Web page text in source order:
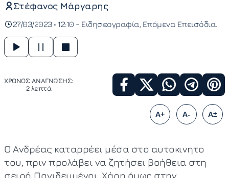
Στέφανος Μάργαρης
27/03/2023 • 12:10 - Ειδησεογραφία Επόμενα Επεισόδια
ΧΡΟΝΟΣ ΑΝΑΓΝΩΣΗΣ:
2 λεπτά
A+ A- A±
Ο Ανδρέας καταρρέει μέσα στο αυτοκινητο
του, πριν προλάβει να ζητήσει βοήθεια στη
σειρά Παγιδευμένοι. Χάρη όμως στην